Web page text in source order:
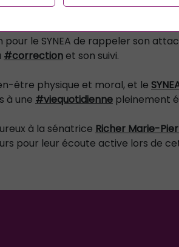
pour le SYNEA de rappeler son
#correctionet son suivi.
être physique et moral, et le
à une #viequotidienne pleinement
à la sénatrice Richer Marie-
pour leur écoute active lors de